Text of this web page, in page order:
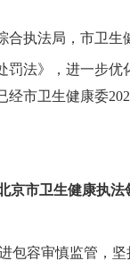
合执法局，市卫生
罚法》，进一步
市卫生健康委
京市卫生健康执
包容审慎监管，